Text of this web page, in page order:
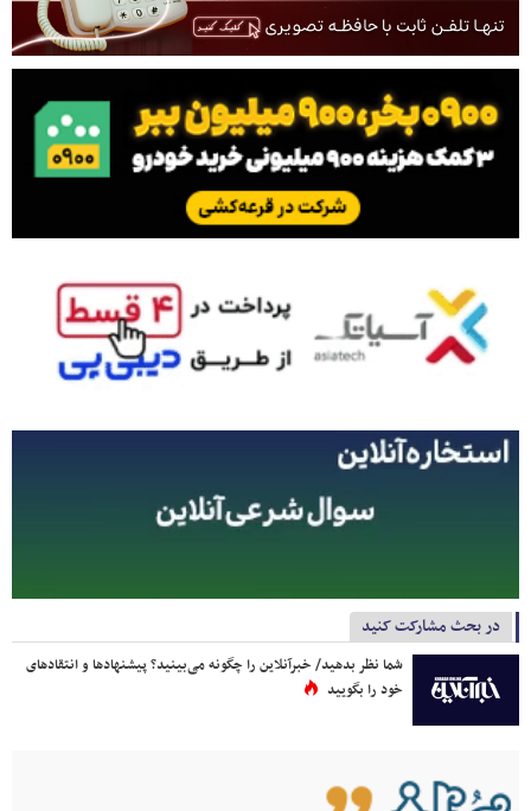
در بحث مشارکت کنید
شما نظر بدهید/ خبرآنلاین را چگونه می‌بینید؟ پیشنهادها و انتقادهای
خود را بگویید